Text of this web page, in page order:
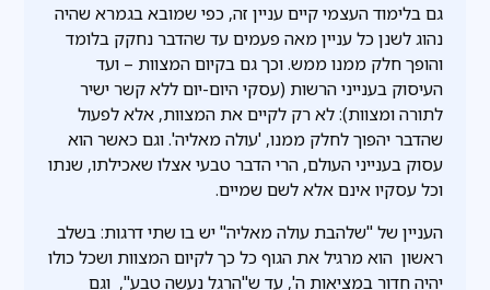
גם בלימוד העצמי קיים עניין זה, כפי שמובא בגמרא שהיה
נהוג לשנן כל עניין מאה פעמים עד שהדבר נחקק בלומד
והופך חלק ממנו ממש. וכך גם בקיום המצוות – ועד
העיסוק בענייני הרשות (עסקי היום-יום ללא קשר ישיר
לתורה ומצוות): לא רק לקיים את המצוות, אלא לפעול
שהדבר יהפוך לחלק ממנו, 'עולה מאליה'. וגם כאשר הוא
עסוק בענייני העולם, הרי הדבר טבעי אצלו שאכילתו, שנתו
וכל עסקיו אינם אלא לשם שמיים.
העניין של "שלהבת עולה מאליה" יש בו שתי דרגות: בשלב
ראשון הוא מרגיל את הגוף כל כך לקיום המצוות ושכל כולו
יהיה חדור במציאות ה', עד ש"הרגל נעשה טבע", וגם